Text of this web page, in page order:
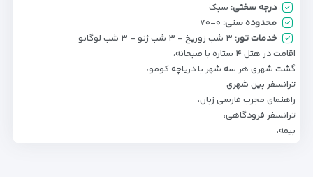
درجه سختی: سبک
محدوده سنی: ۰-۷۰
خدمات تور: ۳ شب زوریخ - ۳ شب ژنو - ۳ شب لوگانو
اقامت در هتل ۴ ستاره با صبحانه،
گشت شهری هر سه شهر با دریاچه کومو،
ترانسفر بین شهری
راهنمای مجرب فارسی زبان،
ترانسفر فرودگاهی،
بیمه،